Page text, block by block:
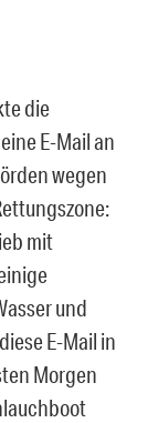
die
eine E-Mail an
wegen
mit
und
E-Mail in
Morgen